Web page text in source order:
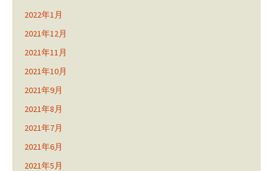
2022年1月
2021年12月
2021年11月
2021年10月
2021年9月
2021年8月
2021年7月
2021年6月
2021年5月